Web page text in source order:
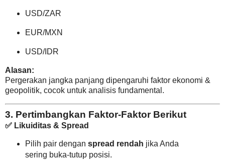
USD/ZAR
EUR/MXN
USD/IDR
Alasan:
Pergerakan jangka panjang dipengaruhi faktor ekonomi &
geopolitik, cocok untuk analisis fundamental.
3. Pertimbangkan Faktor-Faktor Berikut
✅ Likuiditas & Spread
Pilih pair dengan spread rendah jika Anda
sering buka-tutup posisi.